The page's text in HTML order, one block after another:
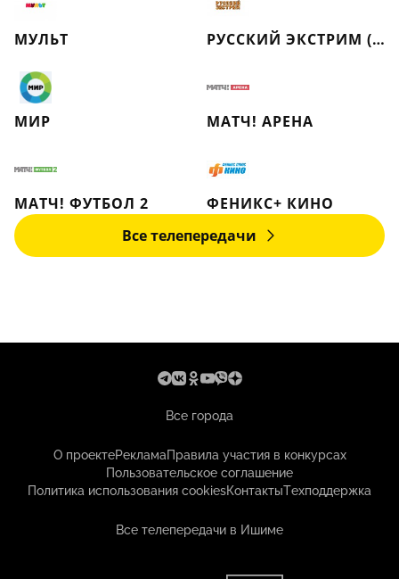
МУЛЬТ РУССКИЙ ЭКСТРИМ (РЕТРО)
МИР МАТЧ! АРЕНА
МАТЧ! ФУТБОЛ 2
ФЕНИКС+ КИНО
Все телепередачи
Все города
О проектеРекламаПравила участия в конкурсах
Пользовательское соглашение
Политика использования cookiesКонтактыТехподдержка
Все телепередачи в Ишиме